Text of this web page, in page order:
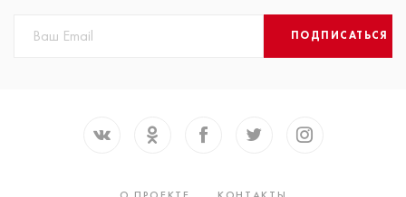
ПОДПИСАТЬСЯ